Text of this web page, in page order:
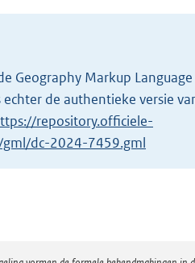
n
g
r
o
o
Markup Language
de authentieke versie
repository.officiele-
dc-2024-7459.gml